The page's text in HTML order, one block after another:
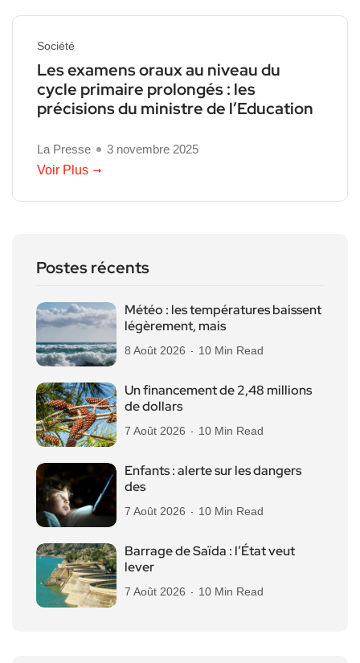
Société
Les examens oraux au niveau du
cycle primaire prolongés : les
précisions du ministre de l’Education
La Presse
3 novembre 2025
Voir Plus
Postes récents
Météo : les températures baissent
légèrement, mais
8 Août 2026 10 Min Read
Un financement de 2,48 millions
de dollars
7 Août 2026 10 Min Read
Enfants : alerte sur les dangers
des
7 Août 2026 10 Min Read
Barrage de Saïda : l’État veut
lever
7 Août 2026 10 Min Read